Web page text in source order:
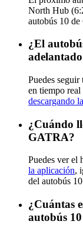
North Hub
autobús 10
¿El
Puedes
en tiempo
descargando
¿Cuándo
GATRA?
Puedes ver el
la aplicación,
del autobús
¿Cuántas
autobús